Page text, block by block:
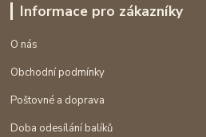
Informace pro zákazníky
O nás
Obchodní podmínky
Poštovné a doprava
Doba odesílání balíků